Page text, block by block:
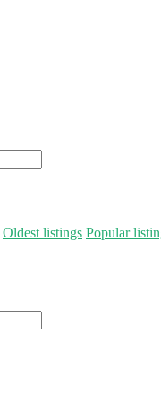
Oldest listings Popular